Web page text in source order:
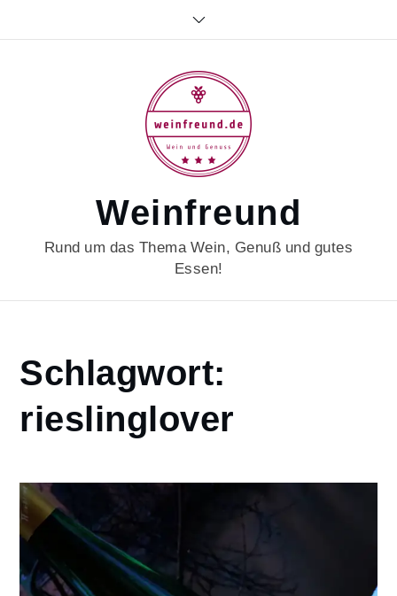
Weinfreund
Rund um das Thema Wein, Genuß und gutes
Essen!
Home
rieslinglover
Page
2
Schlagwort:
rieslinglover